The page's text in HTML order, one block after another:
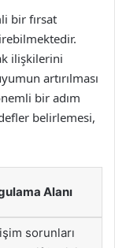
bir fırsat
ilişkilerini
artırılması
bir adım
belirlemesi,
Alanı
sorunları